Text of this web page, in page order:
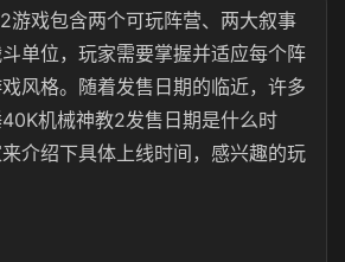
游戏包含两个可玩阵营、两大叙事
单位，玩家需要掌握并适应每个阵
风格。随着发售日期的临近，许多
机械神教2发售日期是什么时
介绍下具体上线时间，感兴趣的玩